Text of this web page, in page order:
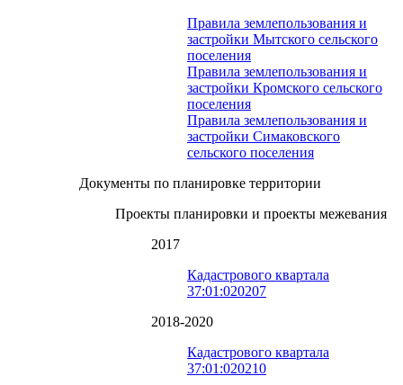
Правила землепользования и
застройки Мытского сельского
поселения
Правила землепользования и
застройки Кромского сельского
поселения
Правила землепользования и
застройки Симаковского
сельского поселения
Документы по планировке территории
Проекты планировки и проекты межевания
2017
Кадастрового квартала
37:01:020207
2018-2020
Кадастрового квартала
37:01:020210